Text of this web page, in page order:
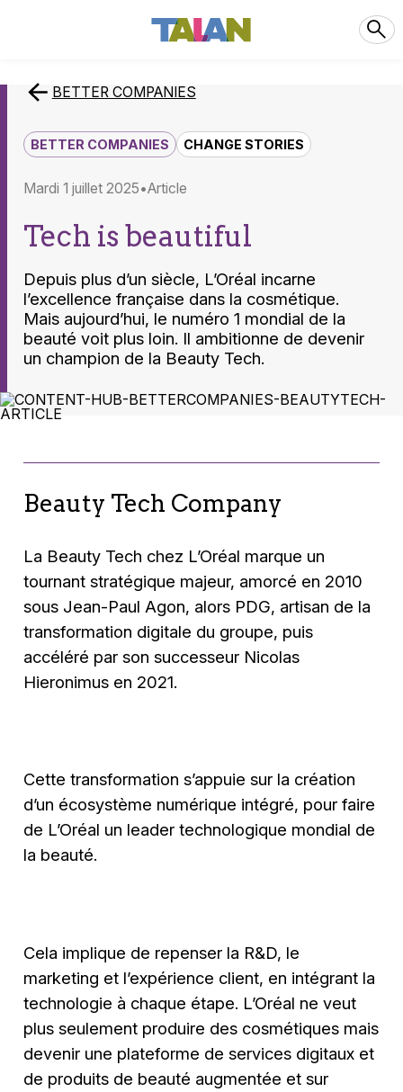
BETTER COMPANIES
BETTER COMPANIES CHANGE STORIES
mardi 1 juillet 2025 article
Tech is beautiful
Depuis plus d’un siècle, L’Oréal incarne
l’excellence française dans la cosmétique.
Mais aujourd’hui, le numéro 1 mondial de la
beauté voit plus loin. Il ambitionne de devenir
un champion de la Beauty Tech.
Beauty Tech Company
La Beauty Tech chez L’Oréal marque un
tournant stratégique majeur, amorcé en 2010
sous Jean-Paul Agon, alors PDG, artisan de la
transformation digitale du groupe, puis
accéléré par son successeur Nicolas
Hieronimus en 2021.
Cette transformation s’appuie sur la création
d’un écosystème numérique intégré, pour faire
de L’Oréal un leader technologique mondial de
la beauté.
Cela implique de repenser la R&D, le
marketing et l’expérience client, en intégrant la
technologie à chaque étape. L’Oréal ne veut
plus seulement produire des cosmétiques mais
devenir une plateforme de services digitaux et
de produits de beauté augmentée et sur